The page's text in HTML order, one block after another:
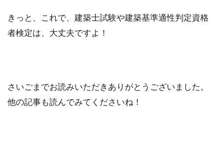
きっと、これで、建築士試験や建築基準適性判定資格
者検定は、大丈夫ですよ！
さいごまでお読みいただきありがとうございました。
他の記事も読んでみてくださいね！